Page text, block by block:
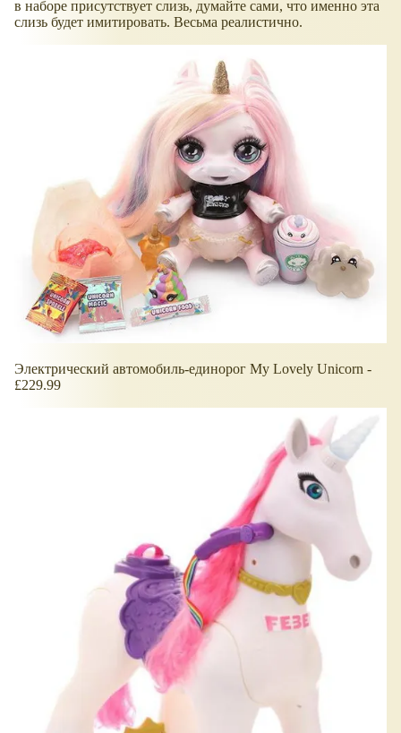
в наборе присутствует слизь, думайте сами, что именно эта
слизь будет имитировать. Весьма реалистично.
Электрический автомобиль-единорог My Lovely Unicorn -
£229.99